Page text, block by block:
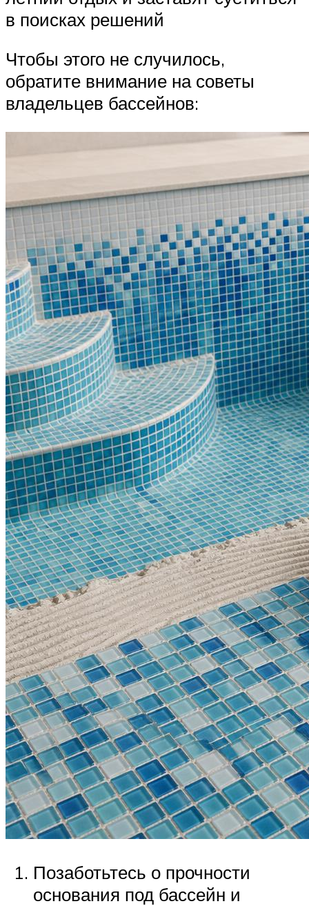
в поисках решений
Чтобы этого не случилось,
обратите внимание на советы
владельцев бассейнов:
Позаботьтесь о прочности
основания под бассейн и